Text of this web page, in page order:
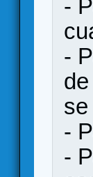
-
-
-
-